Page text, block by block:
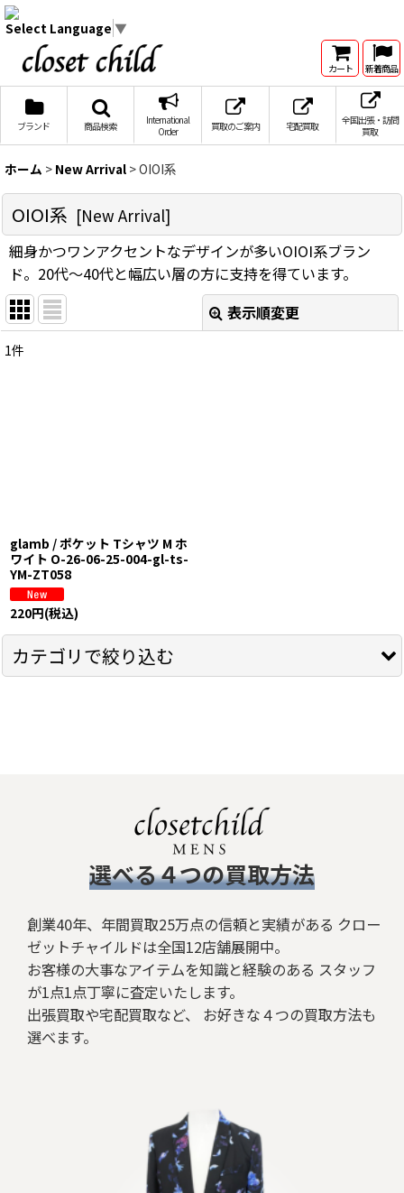
Select Language ▼
カート 新着商品
ブランド 商品検索
International
Order
買取のご案内 宅配買取
全国出張・訪問
買取
ホーム > New Arrival >OIOI系
OIOI系 [New Arrival]
細身かつワンアクセントなデザインが多いOIOI系ブラン
ド。20代〜40代と幅広い層の方に支持を得ています。
表示順変更
絞り込む
1件
glamb / ポケット Tシャツ M ホ
ワイト O-26-06-25-004-gl-ts-
YM-ZT058
220円(税込)
カテゴリで絞り込む
ジャケット/アウター
シューズ
バッグ
ベルト/小物
ネックレス/ペンダント
​選べる４つの買取方法
創業40年、年間買取25万点の信頼と実績がある クロー
ゼットチャイルドは全国12店舗展開中。
お客様の大事なアイテムを知識と経験のある スタッフ
が1点1点丁寧に査定いたします。
出張買取や宅配買取など、 お好きな４つの買取方法も
選べます。